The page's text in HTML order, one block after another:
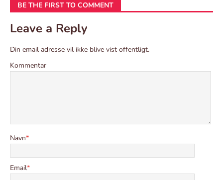
BE THE FIRST TO COMMENT
Leave a Reply
Din email adresse vil ikke blive vist offentligt.
Kommentar
Navn*
Email*